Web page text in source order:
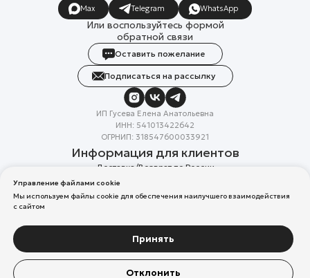
Max Telegram WhatsApp
Или воспользуйтесь формой
обратной связи
Оставить пожелание
Подписаться на рассылку
ИП Гусева Елена Анатольевна
ИНН: 541013422642
ОГРНИП: 318547600033921
Информация для клиентов
Доставка/Возврат по России
Скидка в день рождения
Вакансии
организация признана экстремистской, ее деятельность запрещена
Управление файлами cookie
Мы используем файлы cookie для обеспечения наилучшего взаимодействия
с сайтом
Принять
Отклонить